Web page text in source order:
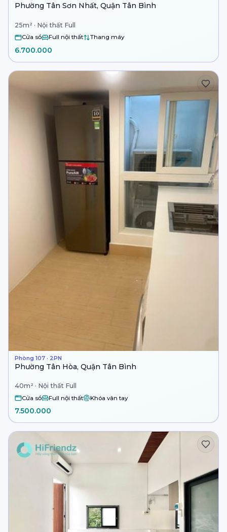
Phường Tân Sơn Nhất, Quận Tân Bình
25m² · Nội thất Full
Cửa sổ Full nội thất Thang máy
6.700.000
Phòng 107 · 2PN
Phường Tân Hòa, Quận Tân Bình
40m² · Nội thất Full
Cửa sổ Full nội thất Khóa vân tay
7.500.000